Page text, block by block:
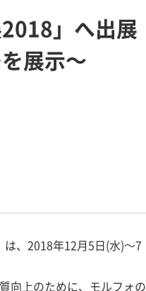
」へ出展
展示～
、2018年12月5日(水)～7
向上のために、モルフォの